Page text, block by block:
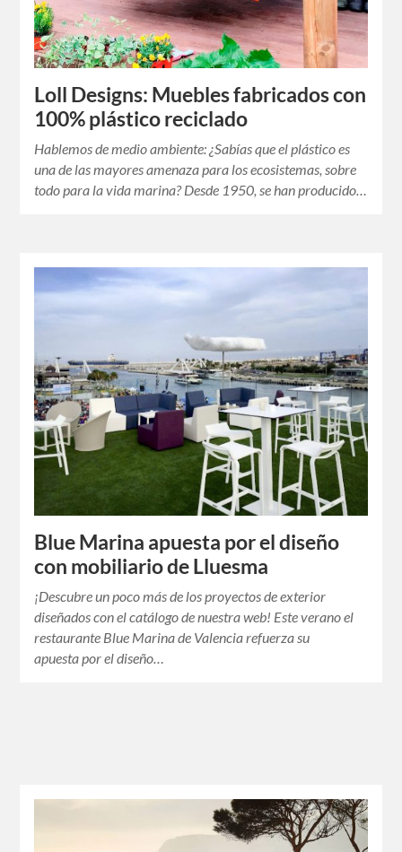
Loll Designs: Muebles fabricados con
100% plástico reciclado
Hablemos de medio ambiente: ¿Sabías que el plástico es
una de las mayores amenaza para los ecosistemas, sobre
todo para la vida marina? Desde 1950, se han producido…
Blue Marina apuesta por el diseño
con mobiliario de Lluesma
¡Descubre un poco más de los proyectos de exterior
diseñados con el catálogo de nuestra web! Este verano el
restaurante Blue Marina de Valencia refuerza su
apuesta por el diseño…